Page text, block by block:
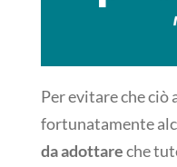
Per evitare che ciò
fortunatamente
da adottareche